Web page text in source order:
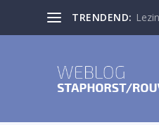
TRENDEND: